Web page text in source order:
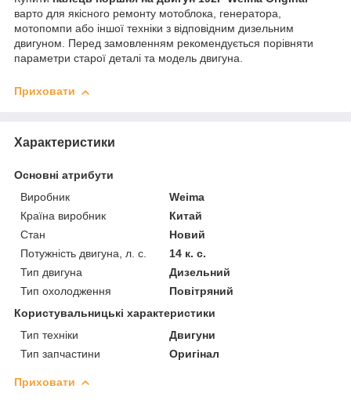
варто для якісного ремонту мотоблока, генератора,
мотопомпи або іншої техніки з відповідним дизельним
двигуном. Перед замовленням рекомендується порівняти
параметри старої деталі та модель двигуна.
Приховати
Характеристики
Основні атрибути
Виробник
Weima
Країна виробник
Китай
Стан
Новий
Потужність двигуна, л. с.
14 к. с.
Тип двигуна
Дизельний
Тип охолодження
Повітряний
Користувальницькі характеристики
Тип техніки
Двигуни
Тип запчастини
Оригінал
Приховати